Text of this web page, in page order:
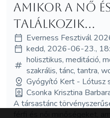
Amikor a Nő
találkozik...
Everness Fesztivál
kedd, 2026-06-23.,
holisztikus, meditáció,
szakrális, tánc, tantra,
Gyógyító Kert - Lótusz
Csonka Krisztina
A társastánc